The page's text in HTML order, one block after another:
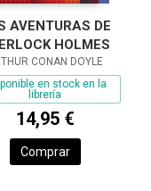
AVENTURAS DE
HOLMES
CONAN DOYLE
en stock en la
librería
14,95 €
Comprar